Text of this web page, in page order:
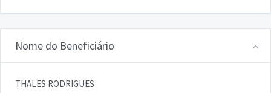
Nome do Beneficiário
THALES RODRIGUES